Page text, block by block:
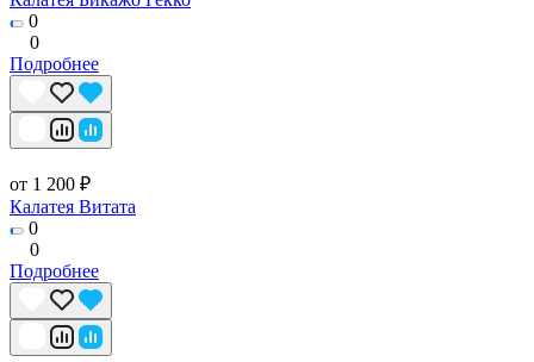
0
0
Подробнее
от 1 200 ₽
Калатея Витата
0
0
Подробнее